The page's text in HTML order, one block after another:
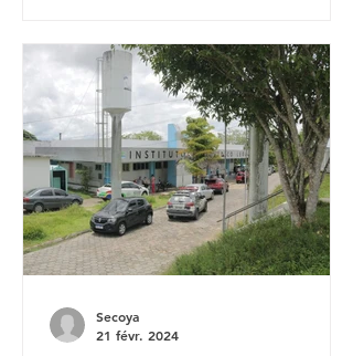
Secoya
21 févr. 2024